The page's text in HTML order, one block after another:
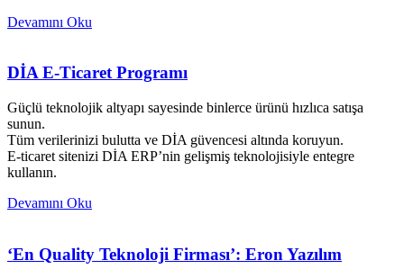
Devamını Oku
DİA E-Ticaret Programı
Güçlü teknolojik altyapı sayesinde binlerce ürünü hızlıca satışa
sunun.
Tüm verilerinizi bulutta ve DİA güvencesi altında koruyun.
E-ticaret sitenizi DİA ERP’nin gelişmiş teknolojisiyle entegre
kullanın.
Devamını Oku
‘En Quality Teknoloji Firması’: Eron Yazılım